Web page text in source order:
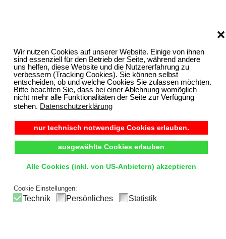
Wir nutzen Cookies auf unserer Website. Einige von ihnen
sind essenziell für den Betrieb der Seite, während andere
uns helfen, diese Website und die Nutzererfahrung zu
verbessern (Tracking Cookies). Sie können selbst
entscheiden, ob und welche Cookies Sie zulassen möchten.
Bitte beachten Sie, dass bei einer Ablehnung womöglich
nicht mehr alle Funktionalitäten der Seite zur Verfügung
stehen. Datenschutzerklärung
nur technisch notwendige Cookies erlauben.
ausgewählte Cookies erlauben
Alle Cookies (inkl. von US-Anbietern) akzeptieren
❌
Cookie Einstellungen:
Technik Persönliches Statistik